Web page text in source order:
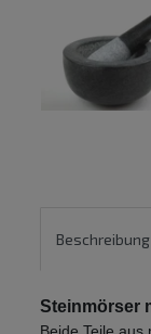
Beschreibung
Steinmörser